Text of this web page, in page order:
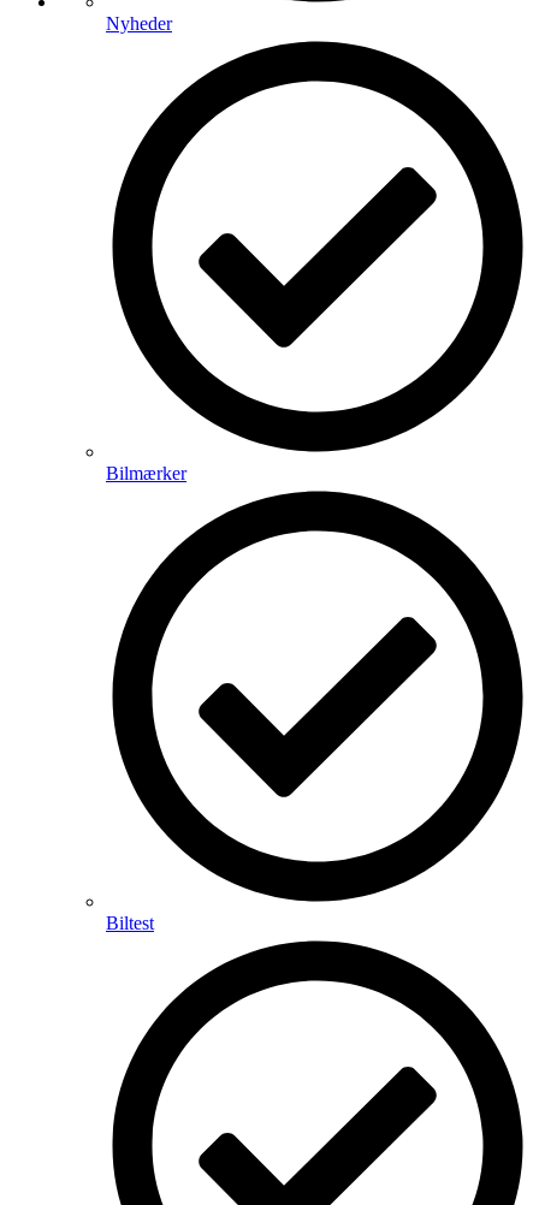
Nyheder
Bilmærker
Biltest